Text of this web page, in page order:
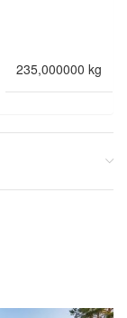
235,000000 kg